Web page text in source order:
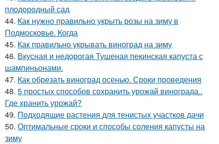
плодородный сад
44. Как нужно правильно укрыть розы на зиму в
Подмосковье. Когда
45. Как правильно укрывать виноград на зиму
46. Вкусная и недорогая Тушеная пекинская капуста с
шампиньонами.
47. Как обрезать виноград осенью. Сроки проведения
48. 5 простых способов сохранить урожай винограда..
Где хранить урожай?
49. Подходящие растения для тенистых участков дачи
50. Оптимальные сроки и способы соления капусты на
зиму